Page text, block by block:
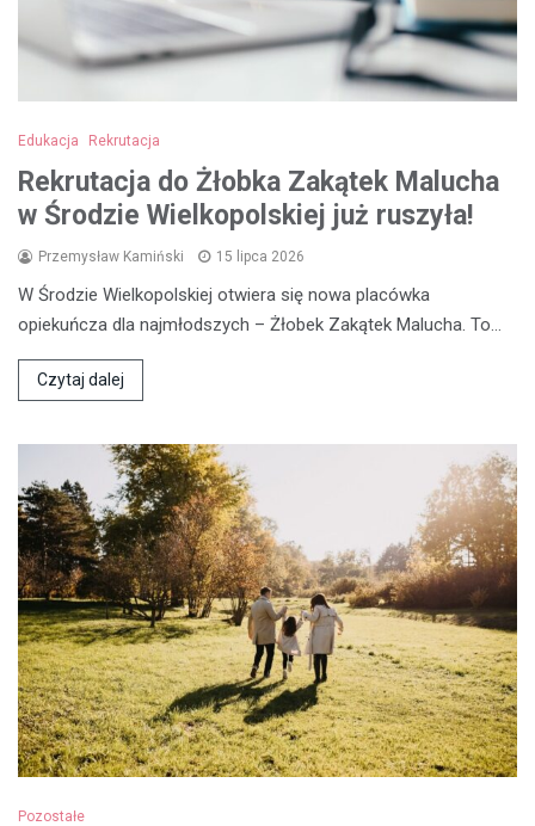
Edukacja Rekrutacja
Rekrutacja do Żłobka Zakątek Malucha
w Środzie Wielkopolskiej już ruszyła!
Przemysław Kamiński 15 lipca 2026
W Środzie Wielkopolskiej otwiera się nowa placówka
opiekuńcza dla najmłodszych – Żłobek Zakątek Malucha. To…
Czytaj dalej
Pozostałe